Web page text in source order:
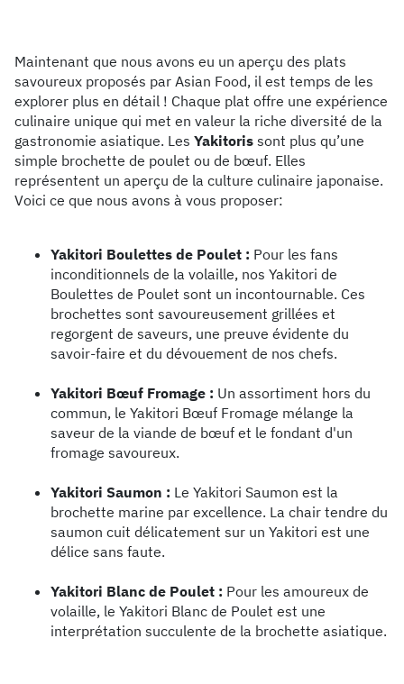
Maintenant que nous avons eu un aperçu des plats
savoureux proposés par Asian Food, il est temps de les
explorer plus en détail ! Chaque plat offre une expérience
culinaire unique qui met en valeur la riche diversité de la
gastronomie asiatique. Les Yakitoris sont plus qu’une
simple brochette de poulet ou de bœuf. Elles
représentent un aperçu de la culture culinaire japonaise.
Voici ce que nous avons à vous proposer:
Yakitori Boulettes de Poulet : Pour les fans
inconditionnels de la volaille, nos Yakitori de
Boulettes de Poulet sont un incontournable. Ces
brochettes sont savoureusement grillées et
regorgent de saveurs, une preuve évidente du
savoir-faire et du dévouement de nos chefs.
Yakitori Bœuf Fromage : Un assortiment hors du
commun, le Yakitori Bœuf Fromage mélange la
saveur de la viande de bœuf et le fondant d'un
fromage savoureux.
Yakitori Saumon : Le Yakitori Saumon est la
brochette marine par excellence. La chair tendre du
saumon cuit délicatement sur un Yakitori est une
délice sans faute.
Yakitori Blanc de Poulet : Pour les amoureux de
volaille, le Yakitori Blanc de Poulet est une
interprétation succulente de la brochette asiatique.